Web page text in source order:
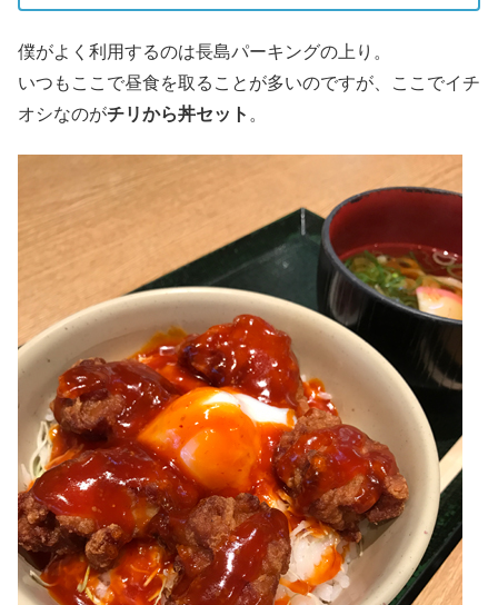
僕がよく利用するのは長島パーキングの上り。
いつもここで昼食を取ることが多いのですが、ここでイチ
オシなのがチリから丼セット 。